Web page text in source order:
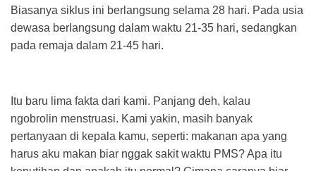
Biasanya siklus ini berlangsung selama 28 hari. Pada usia
dewasa berlangsung dalam waktu 21-35 hari, sedangkan
pada remaja dalam 21-45 hari.
Itu baru lima fakta dari kami. Panjang deh, kalau
ngobrolin menstruasi. Kami yakin, masih banyak
pertanyaan di kepala kamu, seperti: makanan apa yang
harus aku makan biar nggak sakit waktu PMS? Apa itu